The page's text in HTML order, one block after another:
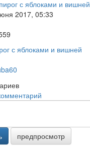
2017, 05:33
с яблоками и вишней
предпросмотр